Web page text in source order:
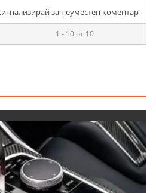
за неуместен коментар
1 - 10 от 10